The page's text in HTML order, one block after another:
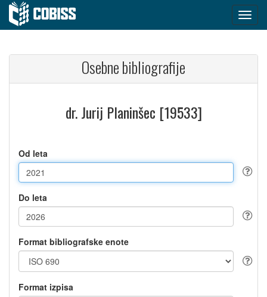
Osebne bibliografije
dr. Jurij Planinšec [19533]
Od leta
Do leta
Format bibliografske enote
Format izpisa